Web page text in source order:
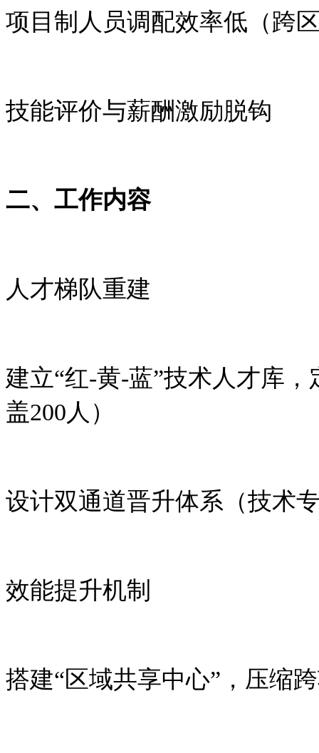
项目制人员调配效率低（跨
技能评价与薪酬激励脱钩
二、工作内容
人才梯队重建
建立“红-黄-蓝”技术人才库，
盖200人）
设计双通道晋升体系（技术
效能提升机制
搭建“区域共享中心”，压缩